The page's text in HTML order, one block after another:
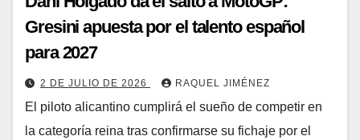
Gresini apuesta por el talento español
para 2027
2 DE JULIO DE 2026 RAQUEL JIMÉNEZ
El piloto alicantino cumplirá el sueño de competir en
la categoría reina tras confirmarse su fichaje por el